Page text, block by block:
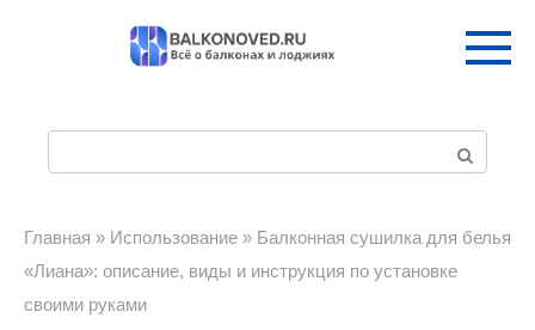
и
с
Главная » Использование » Балконная сушилка для белья
«Лиана»: описание, виды и инструкция по установке
своими руками